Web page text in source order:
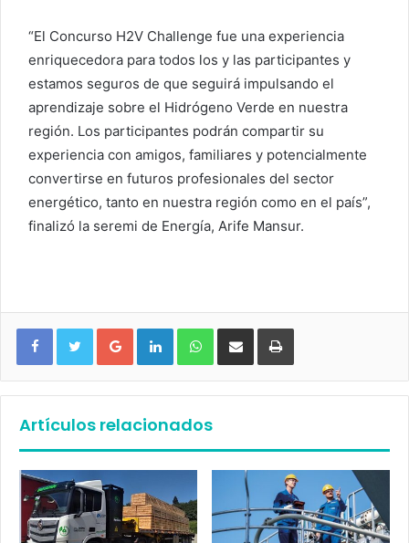
“El Concurso H2V Challenge fue una experiencia
enriquecedora para todos los y las participantes y
estamos seguros de que seguirá impulsando el
aprendizaje sobre el Hidrógeno Verde en nuestra
región. Los participantes podrán compartir su
experiencia con amigos, familiares y potencialmente
convertirse en futuros profesionales del sector
energético, tanto en nuestra región como en el país”,
finalizó la seremi de Energía, Arife Mansur.
Google+ LinkedIn WhatsApp
Artículos relacionados